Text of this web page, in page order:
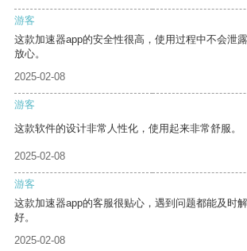
游客
这款加速器app的安全性很高，使用过程中不会泄
放心。
2025-02-08
游客
这款软件的设计非常人性化，使用起来非常舒服。
2025-02-08
游客
这款加速器app的客服很贴心，遇到问题都能及时
好。
2025-02-08